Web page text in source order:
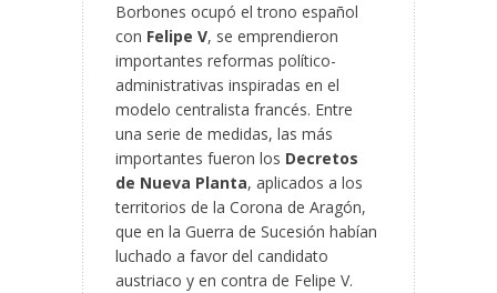
Borbones ocupó el trono español
con Felipe V, se emprendieron
importantes reformas político-
administrativas inspiradas en el
modelo centralista francés. Entre
una serie de medidas, las más
importantes fueron los Decretos
de Nueva Planta, aplicados a los
territorios de la Corona de Aragón,
que en la Guerra de Sucesión habían
luchado a favor del candidato
austriaco y en contra de Felipe V.